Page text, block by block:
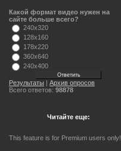
Какой формат видео нужен на
сайте больше всего?
240x320
128x160
178x220
360x640
240x400
Результаты | Архив опросов
Всего ответов: 98878
Читайте еще:
This feature is for Premium users only!